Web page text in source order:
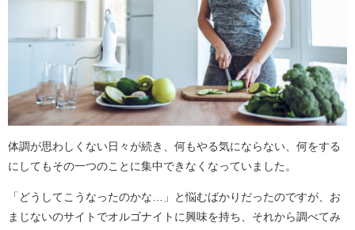
体調が思わしくない日々が続き、何もやる気にならない、何をする
にしてもその一つのことに集中できなくなっていました。
「どうしてこうなったのかな…」と悩むばかりだったのですが、お
まじないのサイトでオルゴナイトに興味を持ち、それから調べてみ